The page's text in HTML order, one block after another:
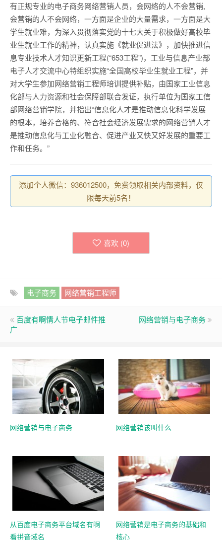
有正规专业的电子商务网络营销人员，会网络的人不会营销,
会营销的人不会网络，一方面是企业的大量需求，一方面是大
学生就业难，为深入贯彻落实党的十七大关于积极做好高校毕
业生就业工作的精神，认真实施《就业促进法》，加快推进信
息专业技术人才知识更新工程(“653工程”)，工业与信息产业部
电子人才交流中心特组织实施“全国高校毕业生就业工程”，并
对大学生参加网络营销工程师培训提供补贴，由国家工业信息
化部与人力资源和社会保障部联合发证，执行单位为国家工信
部网络营销学院，并指出“信息化人才是推动信息化科学发展
的根本，培养合格的、符合社会经济发展需求的网络营销人才
是推动信息化与工业化融合、促进产业又快又好发展的重要工
作和任务。”
添加个人微信：936012500，免费领取相关内部资料，仅
限每天前5名！
喜欢 (0)
电子商务 网络营销工程师
百度有啊情人节电子邮件推
广
网络营销与电子商务
网络营销与电子商务 网络营销该叫什么
从百度电子商务平台域名有啊
看拼音域名
网络营销是电子商务的基础和
核心